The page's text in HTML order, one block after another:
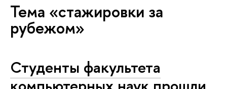
Тема «стажировки за
рубежом»
Студенты факультета